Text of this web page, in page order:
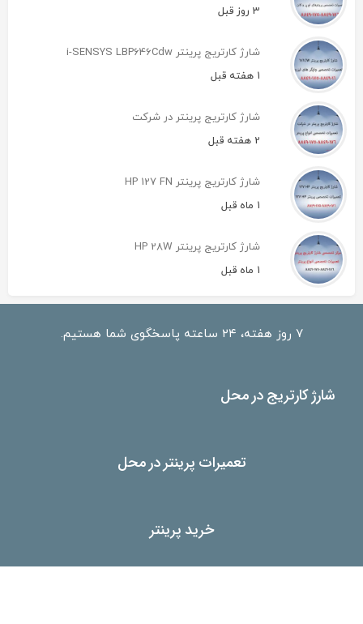
3 روز قبل
شارژ کارتریج پرینتر i-SENSYS LBP646Cdw
1 هفته قبل
شارژ کارتریج پرینتر در شرکت
2 هفته قبل
شارژ کارتریج پرینتر HP 127 FN
1 ماه قبل
شارژ کارتریج پرینتر HP 28W
1 ماه قبل
۷ روز هفته، ۲۴ ساعته پاسخگوی شما هستیم.
شارژ کارتریج در محل
تعمیرات پرینتر در محل
خرید پرینتر